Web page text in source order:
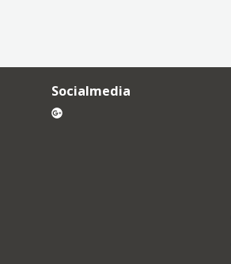
Socialmedia